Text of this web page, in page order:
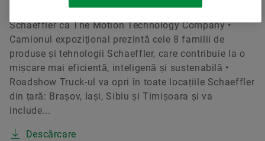
Roadshow Truck-ul – demonstrează poziționarea
Schaeffler ca The Motion Technology Company •
Camionul expozițional prezintă cele 8 familii de
produse și tehnologii Schaeffler, care contribuie la o
mișcare mai eficientă, inteligenă și sustenabilă •
Roadshow Truck-ul va opri în toate locațiile Schaeffler
din țară: Brașov, Iași, Sibiu și Timișoara și va
include...
Descărcare